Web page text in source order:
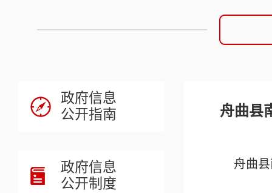
政府信息
公开指南
政府信息
公开制度
舟曲县
舟曲